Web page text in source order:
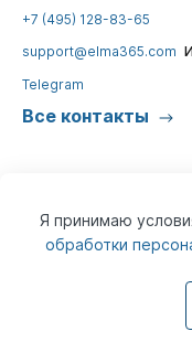
Я принимаю
обработки
+7 (495) 128-83-65
support@elma365.com
Telegram
Все контакты
Информация на сайте
является информацией,
ознакомления